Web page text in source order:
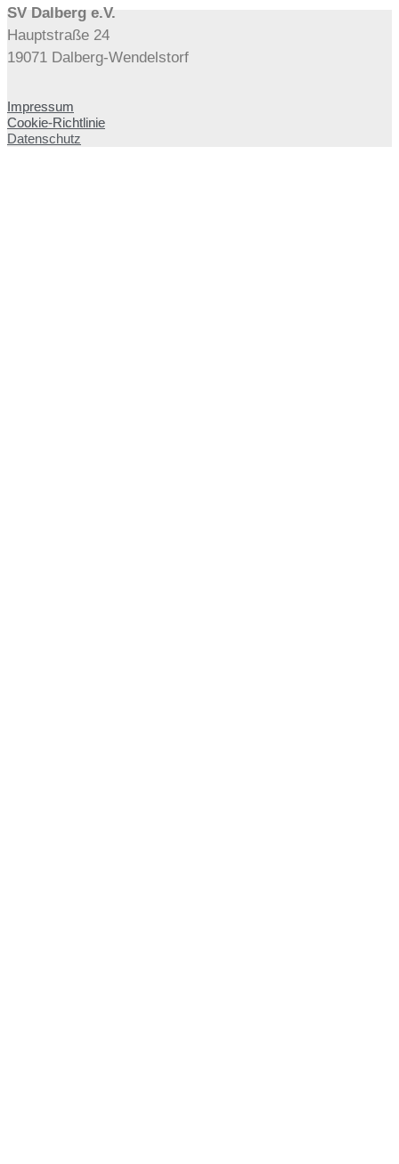
SV Dalberg e.V.
Hauptstraße 24
19071 Dalberg-Wendelstorf
Impressum
Cookie-Richtlinie
Datenschutz